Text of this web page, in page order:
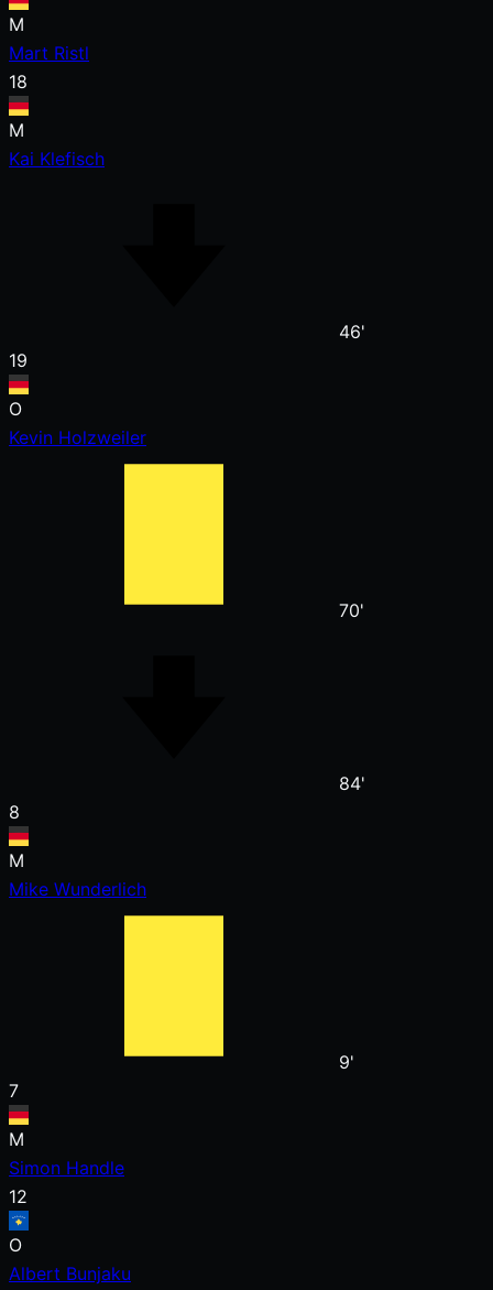
M
Mart Ristl
18
M
Kai Klefisch
46'
19
O
Kevin Holzweiler
70'
84'
8
M
Mike Wunderlich
9'
7
M
Simon Handle
12
O
Albert Bunjaku